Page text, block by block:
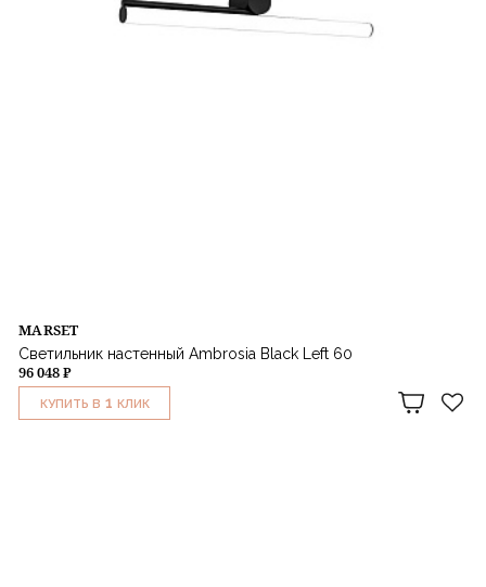
MARSET
Светильник настенный Ambrosia Black Left 60
96 048 ₽
КУПИТЬ В 1 КЛИК